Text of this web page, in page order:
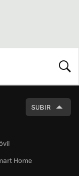
SUBIR
Home